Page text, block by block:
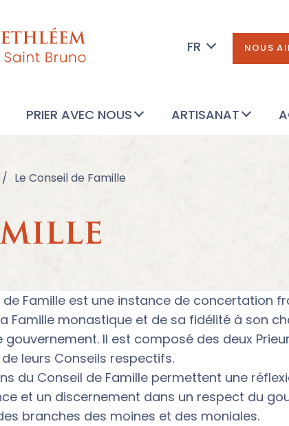
FR NOUS
PRIER AVEC NOUS ARTISANAT
Le Conseil de Famille
de Famille est une instance de concertation
Famille monastique et de sa fidélité à son
gouvernement. Il est composé des deux
leurs Conseils respectifs.
du Conseil de Famille permettent une
et un discernement dans un respect du
branches des moines et des moniales.